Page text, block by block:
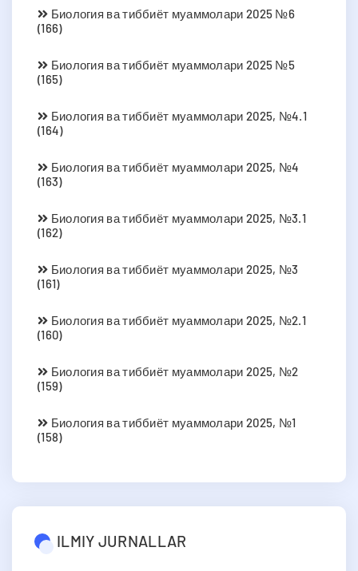
Биология ва тиббиёт муаммолари 2025 №6
(166)
Биология ва тиббиёт муаммолари 2025 №5
(165)
Биология ва тиббиёт муаммолари 2025, №4.1
(164)
Биология ва тиббиёт муаммолари 2025, №4
(163)
Биология ва тиббиёт муаммолари 2025, №3.1
(162)
Биология ва тиббиёт муаммолари 2025, №3
(161)
Биология ва тиббиёт муаммолари 2025, №2.1
(160)
Биология ва тиббиёт муаммолари 2025, №2
(159)
Биология ва тиббиёт муаммолари 2025, №1
(158)
ILMIY JURNALLAR